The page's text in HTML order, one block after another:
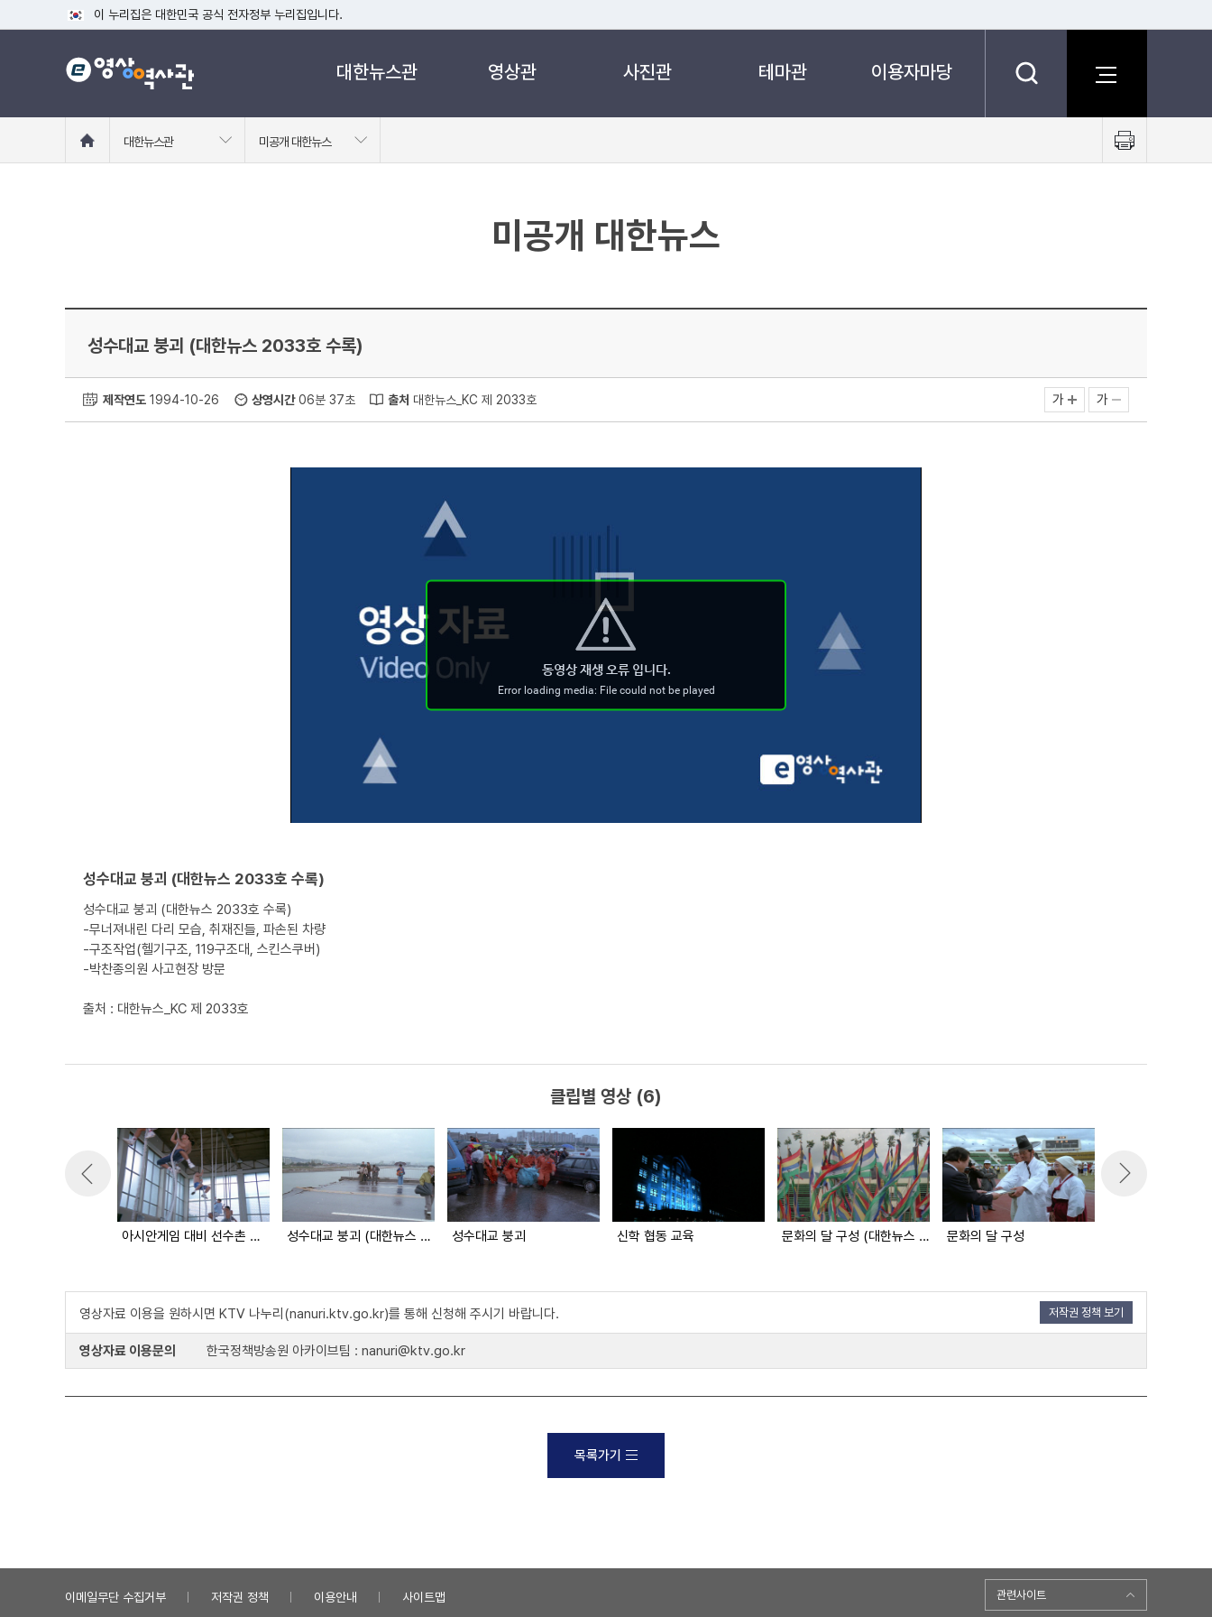
이 누리집은 대한민국 공식 전자정부 누리집입니다.
공식 누리집 주소 확인하기
go.kr 주소를 사용하는 누리집은 대한민국 정부기관이 관리하는 누리집입니다.
대한뉴스관 영상관 사진관 테마관 이용자마당
로
대한뉴스관 미공개 대한뉴스
트
미공개 대한뉴스
성수대교 붕괴 (대한뉴스 2033호 수록)
제작연도 1994-10-26 상영시간06분 37초 출처 대한뉴스_KC 제 2033호 가 가
성수대교 붕괴 (대한뉴스 2033호 수록)
성수대교 붕괴 (대한뉴스 2033호 수록)
-무너져내린 다리 모습, 취재진들, 파손된 차량
-구조작업(헬기구조, 119구조대, 스킨스쿠버)
-박찬종의원 사고현장 방문
출처 : 대한뉴스_KC 제 2033호
클립별 영상 (6)
아시안게임 대비 선수촌 구성 성수대교 붕괴 (대한뉴스 2033호 수록) 성수대교 붕괴 신학 협동 교육 문화의 달 구성 (대한뉴스 2033호 수록) 문화의 달 구성
영상자료 이용을 원하시면 KTV 나누리(nanuri.ktv.go.kr)를 통해 신청해 주시기 바랍니다. 저작권 정책 보기
영상자료 이용문의 한국정책방송원 아카이브팀 : nanuri@ktv.go.kr
목록가기
이메일무단 수집거부 저작권 정책 이용안내 사이트맵 관련사이트